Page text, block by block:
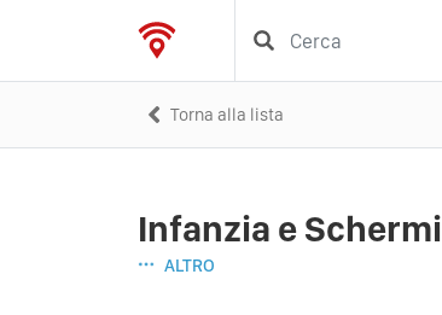
Torna alla lista
Infanzia e Schermi
ALTRO